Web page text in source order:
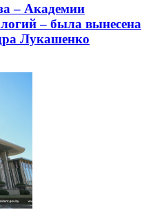
– Академии
– была вынесена
Лукашенко